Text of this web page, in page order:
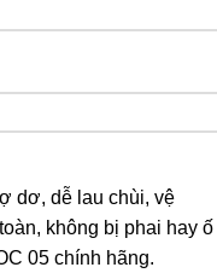
dơ, dễ lau chùi, vệ
không bị phai hay ố
05 chính hãng.